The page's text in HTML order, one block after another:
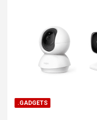
.GADGETS